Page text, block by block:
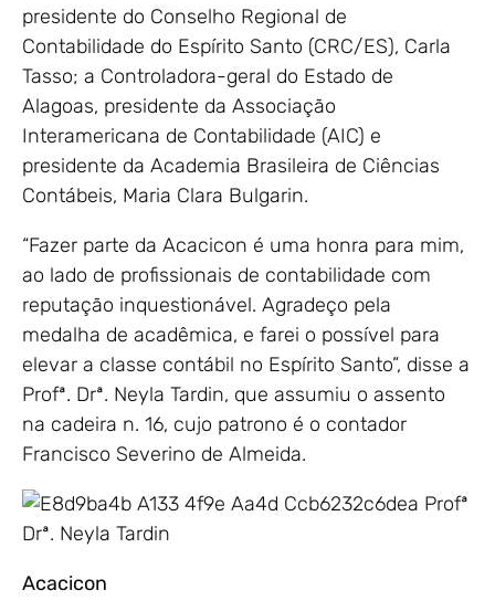
presidente do Conselho Regional de
Contabilidade do Espírito Santo (CRC/ES), Carla
Tasso; a Controladora-geral do Estado de
Alagoas, presidente da Associação
Interamericana de Contabilidade (AIC) e
presidente da Academia Brasileira de Ciências
Contábeis, Maria Clara Bulgarin.
“Fazer parte da Acacicon é uma honra para mim,
ao lado de profissionais de contabilidade com
reputação inquestionável. Agradeço pela
medalha de acadêmica, e farei o possível para
elevar a classe contábil no Espírito Santo”, disse a
Profª. Drª. Neyla Tardin, que assumiu o assento
na cadeira n. 16, cujo patrono é o contador
Francisco Severino de Almeida.
Profª
Drª. Neyla Tardin
Acacicon